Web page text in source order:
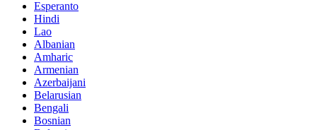
Esperanto
Hindi
Lao
Albanian
Amharic
Armenian
Azerbaijani
Belarusian
Bengali
Bosnian